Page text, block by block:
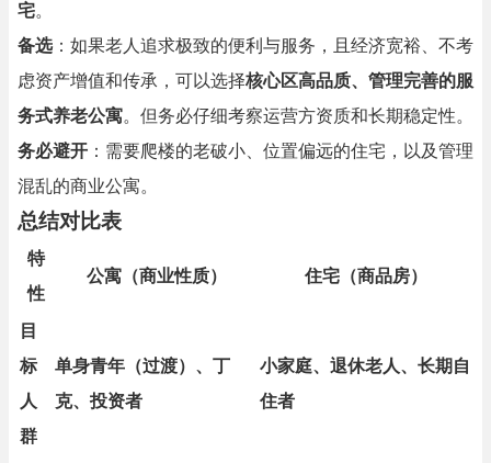
宅。
备选：如果老人追求极致的便利与服务，且经济宽裕、不考
虑资产增值和传承，可以选择核心区高品质、管理完善的服
务式养老公寓。但务必仔细考察运营方资质和长期稳定性。
务必避开 ：需要爬楼的老破小、位置偏远的住宅，以及管理
混乱的商业公寓。
总结对比表
特
性
公寓（商业性质） 住宅（商品房）
目
标
人
群
单身青年（过渡）、丁
克、投资者
小家庭、退休老人、长期自
住者